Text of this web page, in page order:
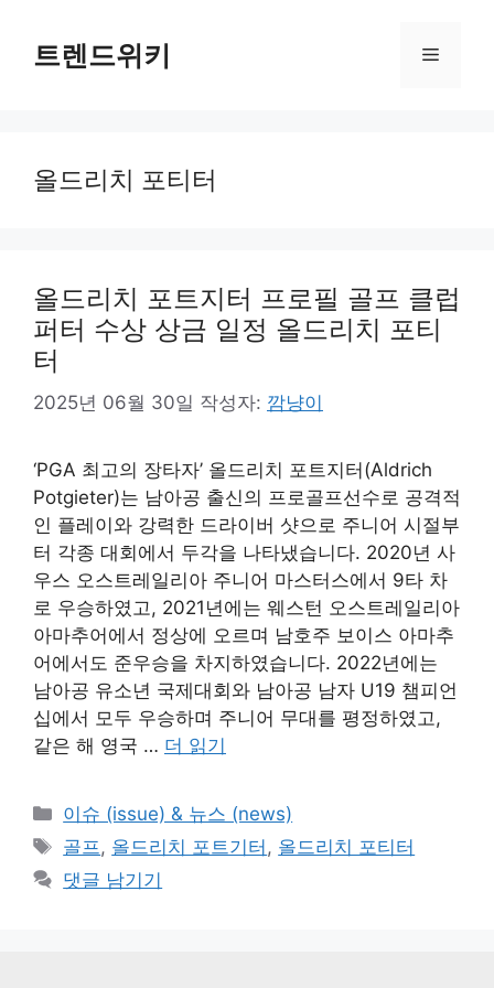
트렌드위키 메
올드리치 포티터
올드리치 포트지터 프로필 골프 클럽
퍼터 수상 상금 일정 올드리치 포티
터
2025년 06월 30일 작성자: 깜냥이
‘PGA 최고의 장타자’ 올드리치 포트지터(Aldrich
Potgieter)는 남아공 출신의 프로골프선수로 공격적
인 플레이와 강력한 드라이버 샷으로 주니어 시절부
터 각종 대회에서 두각을 나타냈습니다. 2020년 사
우스 오스트레일리아 주니어 마스터스에서 9타 차
로 우승하였고, 2021년에는 웨스턴 오스트레일리아
아마추어에서 정상에 오르며 남호주 보이스 아마추
어에서도 준우승을 차지하였습니다. 2022년에는
남아공 유소년 국제대회와 남아공 남자 U19 챔피언
십에서 모두 우승하며 주니어 무대를 평정하였고,
같은 해 영국 … 더 읽기
카
테
리
이슈 (issue) & 뉴스 (news)
태
그
골프 , 올드리치 포트기터 , 올드리치 포티터
댓글 남기기